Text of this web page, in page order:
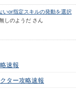
いor指定スキルの発動を選択
しのようだ さん
速報
ター攻略速報